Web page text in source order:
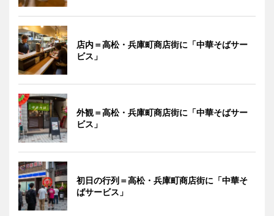
店内＝高松・兵庫町商店街に「中華そばサー
ビス」
外観＝高松・兵庫町商店街に「中華そばサー
ビス」
初日の行列＝高松・兵庫町商店街に「中華そ
ばサービス」